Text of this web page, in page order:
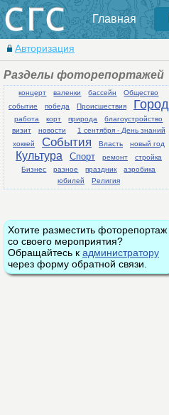
Главная
Авторизация
Разделы фоторепортажей
концерт валенки бассейн
Общество
событие
победа Происшествия Город
работа корт природа
благоустройство
визит
новости
1 сентября - День знаний
хоккей
События Власть новый год
Культура Спорт ремонт
стройка
Бизнес
разное праздник
аэробика
юбилей
Религия
Хотите разместить фоторепортаж
со своего мероприятия?
Обращайтесь к администратору
через форму обратной связи.